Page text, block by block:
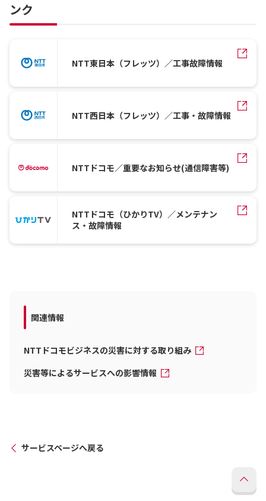
ンク
NTT東日本（フレッツ）／工事故障情報
NTT西日本（フレッツ）／工事・故障情報
NTTドコモ／重要なお知らせ(通信障害等)
NTTドコモ（ひかりTV）／メンテナン
ス・故障情報
関連情報
NTTドコモビジネスの災害に対する取り組み
災害等によるサービスへの影響情報
サービスページへ戻る